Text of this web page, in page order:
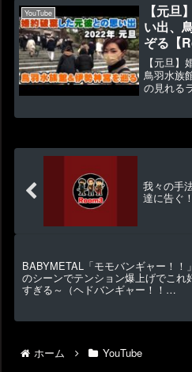
温泉 万
湯 堺泉
YouTube
【元旦
い出、
ぞる【
オ
かげ横
年始
【元旦】
鳥羽水族
の見
我々の手
達に告ぐ
BABYMETAL「モモバンギャー！！
のシーンでテンション爆上げでこれ
すぎる～（ヘドバンギャー！！
ホーム YouTube